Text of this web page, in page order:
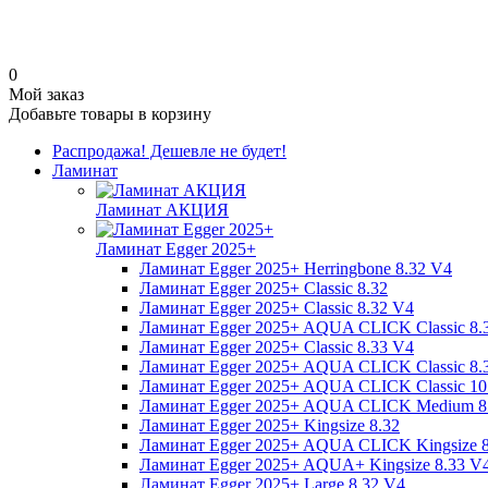
0
Мой заказ
Добавьте товары в корзину
Распродажа! Дешевле не будет!
Ламинат
Ламинат АКЦИЯ
Ламинат Egger 2025+
Ламинат Egger 2025+ Herringbone 8.32 V4
Ламинат Egger 2025+ Classic 8.32
Ламинат Egger 2025+ Classic 8.32 V4
Ламинат Egger 2025+ AQUA CLICK Classic
Ламинат Egger 2025+ Classic 8.33 V4
Ламинат Egger 2025+ AQUA CLICK Classic
Ламинат Egger 2025+ AQUA CLICK Classic
Ламинат Egger 2025+ AQUA CLICK Medium
Ламинат Egger 2025+ Kingsize 8.32
Ламинат Egger 2025+ AQUA CLICK Kingsize
Ламинат Egger 2025+ AQUA+ Kingsize 8.33
Ламинат Egger 2025+ Large 8.32 V4